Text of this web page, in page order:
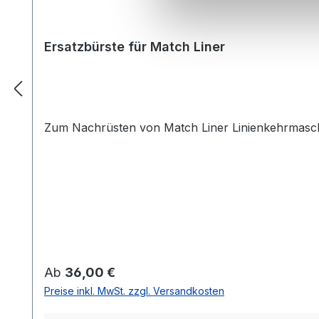
Ersatzbürste für Match Liner
Zum Nachrüsten von Match Liner
Regulärer Preis:
Ab 36,00 €
Preise inkl. MwSt. zzgl. Versandkosten